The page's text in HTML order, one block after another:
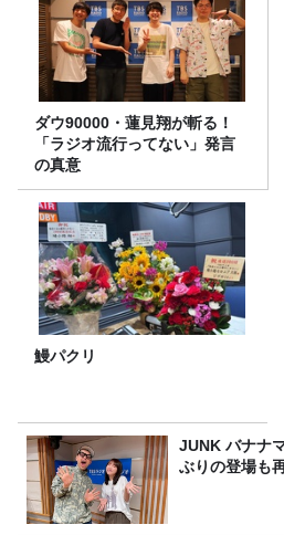
ダウ90000・蓮見翔が斬る！
「ラジオ流行ってない」発言
の真意
鰻パクリ
JUNK バナナマン「与田祐希さん、１年
ぶりの登場も